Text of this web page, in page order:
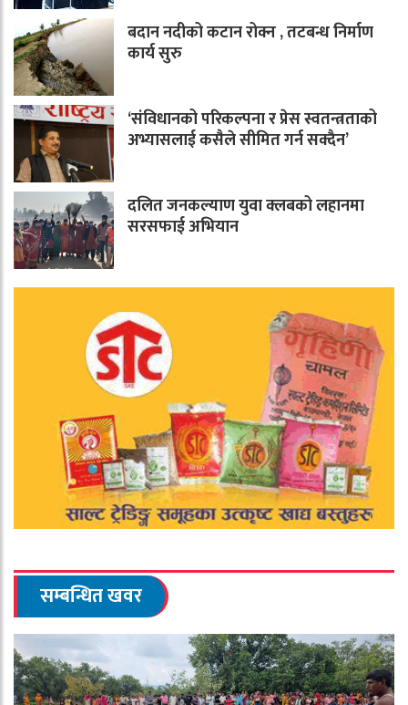
बदान नदीको कटान रोक्न , तटबन्ध निर्माण
कार्य सुरु
‘संविधानको परिकल्पना र प्रेस स्वतन्त्रताको
अभ्यासलाई कसैले सीमित गर्न सक्दैन’
दलित जनकल्याण युवा क्लबको लहानमा
सरसफाई अभियान
सम्बन्धित खवर